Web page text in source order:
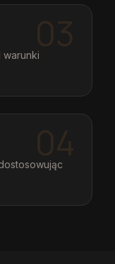
03
warunki
04